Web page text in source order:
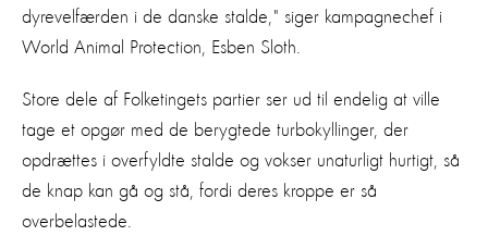
dyrevelfærden i de danske stalde," siger kampagnechef i
World Animal Protection, Esben Sloth.
Store dele af Folketingets partier ser ud til endelig at ville
tage et opgør med de berygtede turbokyllinger, der
opdrættes i overfyldte stalde og vokser unaturligt hurtigt, så
de knap kan gå og stå, fordi deres kroppe er så
overbelastede.